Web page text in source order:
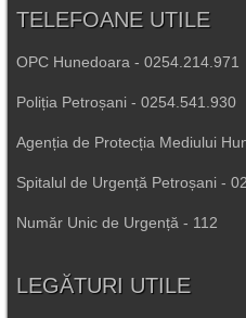
TELEFOANE UTILE
OPC Hunedoara - 0254.214.971
Poliția Petroșani - 0254.541.930
Agenția de Protecția Mediului
Spitalul de Urgență Petroșani -
Număr Unic de Urgență - 112
LEGĂTURI UTILE